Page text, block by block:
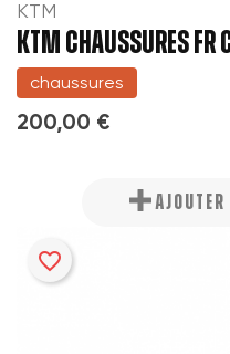
KTM
KTM CHAUSSURES FR
chaussures
200,00 €
favorite_border